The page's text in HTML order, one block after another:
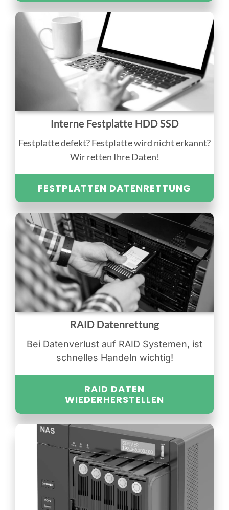
Interne Festplatte HDD SSD
Festplatte defekt? Festplatte wird nicht erkannt?
Wir retten Ihre Daten!
FESTPLATTEN DATENRETTUNG
RAID Datenrettung
Bei Datenverlust auf RAID Systemen, ist
schnelles Handeln wichtig!
RAID DATEN
WIEDERHERSTELLEN